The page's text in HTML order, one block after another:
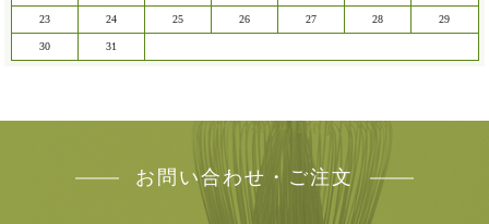
23 24 25 26 27 28 29
30 31
お問い合わせ・ご注文